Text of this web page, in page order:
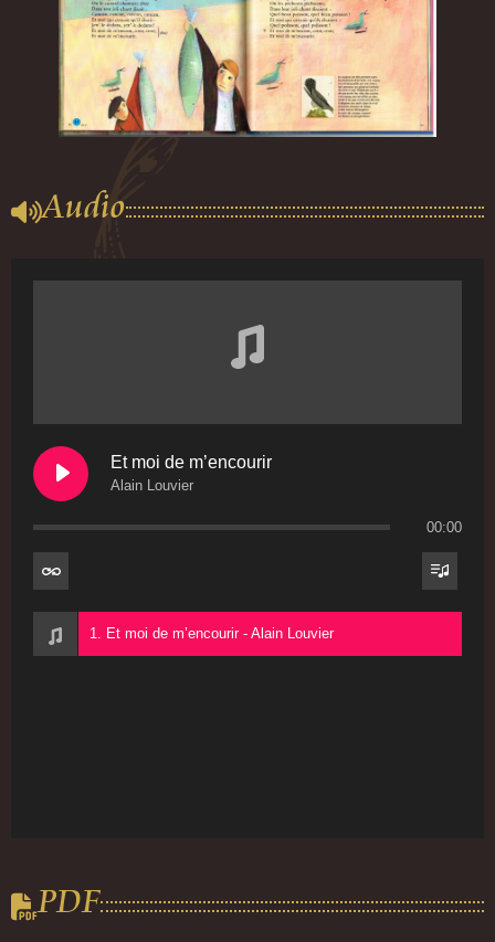
Audio
Et moi de m’encourir
Alain Louvier
00:00
1. Et moi de m’encourir - Alain Louvier
PDF